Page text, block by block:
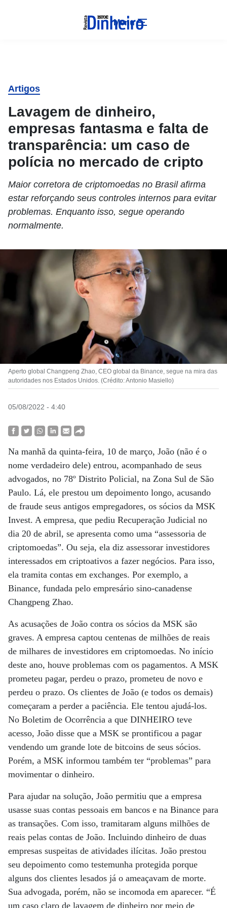
Menu
Artigos
Lavagem de dinheiro,
empresas fantasma e falta de
transparência: um caso de
polícia no mercado de cripto
Maior corretora de criptomoedas no Brasil afirma
estar reforçando seus controles internos para evitar
problemas. Enquanto isso, segue operando
normalmente.
Aperto global Changpeng Zhao, CEO global da Binance, segue na mira das
autoridades nos Estados Unidos. (Crédito: Antonio Masiello)
05/08/2022 - 4:40
Na manhã da quinta-feira, 10 de março, João (não é o
nome verdadeiro dele) entrou, acompanhado de seus
advogados, no 78º Distrito Policial, na Zona Sul de São
Paulo. Lá, ele prestou um depoimento longo, acusando
de fraude seus antigos empregadores, os sócios da MSK
Invest. A empresa, que pediu Recuperação Judicial no
dia 20 de abril, se apresenta como uma “assessoria de
criptomoedas”. Ou seja, ela diz assessorar investidores
interessados em criptoativos a fazer negócios. Para isso,
ela tramita contas em exchanges. Por exemplo, a
Binance, fundada pelo empresário sino-canadense
Changpeng Zhao.
As acusações de João contra os sócios da MSK são
graves. A empresa captou centenas de milhões de reais
de milhares de investidores em criptomoedas. No início
deste ano, houve problemas com os pagamentos. A MSK
prometeu pagar, perdeu o prazo, prometeu de novo e
perdeu o prazo. Os clientes de João (e todos os demais)
começaram a perder a paciência. Ele tentou ajudá-los.
No Boletim de Ocorrência a que DINHEIRO teve
acesso, João disse que a MSK se prontificou a pagar
vendendo um grande lote de bitcoins de seus sócios.
Porém, a MSK informou também ter “problemas” para
movimentar o dinheiro.
Para ajudar na solução, João permitiu que a empresa
usasse suas contas pessoais em bancos e na Binance para
as transações. Com isso, tramitaram alguns milhões de
reais pelas contas de João. Incluindo dinheiro de duas
empresas suspeitas de atividades ilícitas. João prestou
seu depoimento como testemunha protegida porque
alguns dos clientes lesados já o ameaçavam de morte.
Sua advogada, porém, não se incomoda em aparecer. “É
um caso claro de lavagem de dinheiro por meio de